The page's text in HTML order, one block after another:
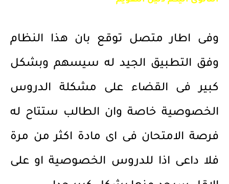
وفى اطار متصل توقع بان هذا النظام
وفق التطبيق الجيد له سيسهم وبشكل
كبير فى القضاء على مشكلة الدروس
الخصوصية خاصة وان الطالب ستتاح له
فرصة الامتحان فى اى مادة اكثر من مرة
فلا داعى اذا للدروس الخصوصية او على